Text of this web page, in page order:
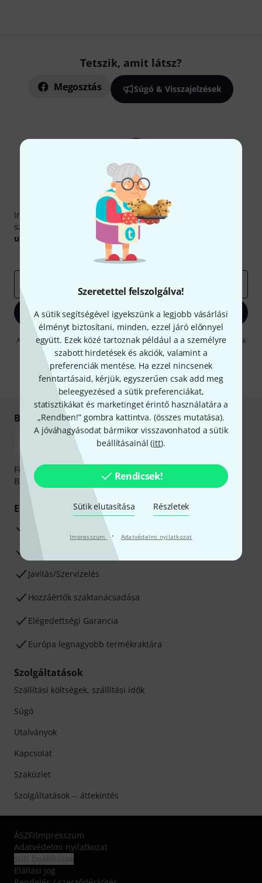
Szeretettel felszolgálva!
A sütik segítségével igyekszünk a legjobb vásárlási
élményt biztosítani, minden, ezzel járó előnnyel
együtt. Ezek közé tartoznak például a a személyre
szabott hirdetések és akciók, valamint a
preferenciák mentése. Ha ezzel nincsenek
fenntartásaid, kérjük, egyszerűen csak add meg
beleegyezésed a sütik preferenciákat,
statisztikákat és marketinget érintő használatára a
„Rendben!” gombra kattintva. (összes mutatása).
A jóváhagyásodat bármikor visszavonhatod a sütik
beállításainál (itt).
Rendicsek!
Sütik elutasítása Részletek
Impresszum · Adatvédelmi nyilatkozat
Tetszik, amit látsz?
Megosztás Súgó & Visszajelzések
Thomann hírlevél
Iratkozz fel a Thomann angol nyelvű hírlevelére, és kis
szerencsével megnyerheted a50egyenként
utalvány
Inspiráló gondolatok
Bejelentkezés
A "Bejelentkezés" gombra kattintva elfogadja, hogy e-mailben küldjünk
önnek hirdetéseket. Bármikor leiratkozhat erről. A hírlevélről további
információkat azdata protection guideline-ben talál.
* Kitöltés kötelező
Biztonságos vásárlás és fizetés
Fizessen biztonságosan, titkosítással: Banki átutalás vagy
Betéti- vagy hitelkártya segítségével
Előnyök
3 éves Thomann-garancia
30 napos pénzvisszafizetési garancia
Javítás/Szervizelés
Hozzáértők szaktanácsadása
Elégedettségi Garancia
Európa legnagyobb termékraktára
Szolgáltatások
Szállítási költségek, szállítási idők
Súgó
Utalványok
Kapcsolat
Szaküzlet
Szolgáltatások -- áttekintés
ÁSZF/Impresszum
Adatvédelmi nyilatkozat
Elállási jog